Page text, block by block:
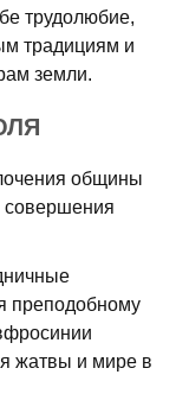
трудолюбие,
традициям и
земли.
общины
совершения
преподобному
жатвы и мире в